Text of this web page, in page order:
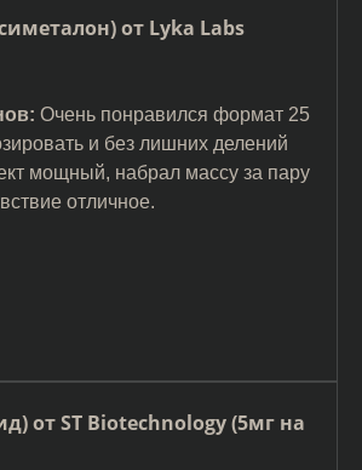
от Lyka Labs
Очень понравился формат 25
и без лишних делений
мощный, набрал массу за пару
отличное.
от ST Biotechnology (5мг на